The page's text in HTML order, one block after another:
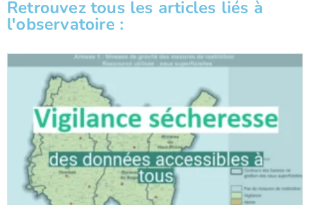
Retrouvez tous les articles liés à
l'observatoire :